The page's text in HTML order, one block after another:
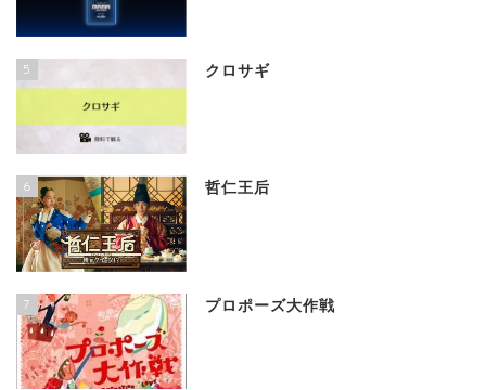
5 クロサギ
6 哲仁王后
7 プロポーズ大作戦